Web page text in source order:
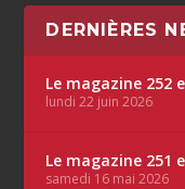
DERNIÈRES
Le magazine 252
lundi 22 juin 2026
Le magazine 251
samedi 16 mai 2026